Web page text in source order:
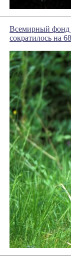
Всемирный фонд
сократилось на